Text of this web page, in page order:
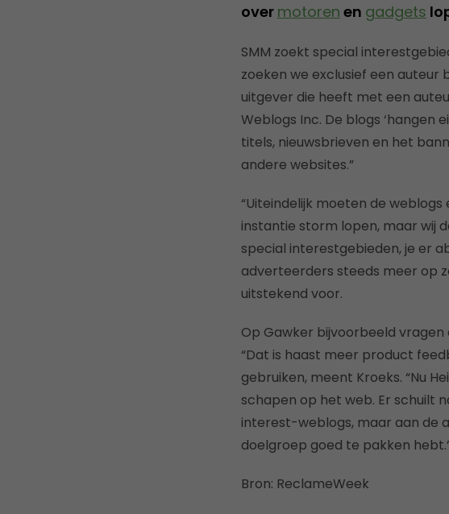
over motoren en gadgets
SMM zoekt special
zoeken we exclusief een auteur
uitgever die heeft met een
Weblogs Inc. De blogs ‘hangen
titels, nieuwsbrieven en het
andere websites.”
“Uiteindelijk moeten de
instantie storm lopen, maar wij
special interestgebieden, je er
adverteerders steeds meer op
uitstekend voor.
Op Gawker bijvoorbeeld
“Dat is haast meer product
gebruiken, meent Kroeks. “Nu
schapen op het web. Er schuilt
interest-weblogs, maar aan de
doelgroep goed te pakken
Bron: ReclameWeek